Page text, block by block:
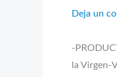
Deja un
-
la Virgen-